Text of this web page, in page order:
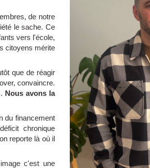
de notre
le sache. Ce
vers l'école,
citoyens mérite
que de réagir
convaincre.
Nous avons la
du financement
chronique
reporte là où il
c'est une